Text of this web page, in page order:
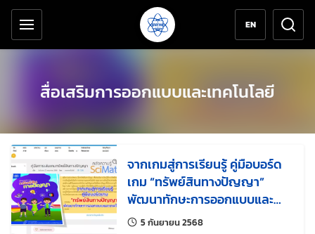
ข้ามไปยังเนื้อหาหลัก
เครื่องมือช่วยเหลือ
EN
สื่อเสริมการออกแบบและเทคโนโลยี
จากเกมสู่การเรียนรู้ คู่มือบอร์ด
เกม “ทรัพย์สินทางปัญญา”
พัฒนาทักษะการออกแบบและ
เทคโนโลยี
5 กันยายน 2568แก้ไขล่าสุดเมื่อ: